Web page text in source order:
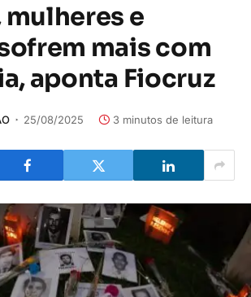
e
mais com
aponta Fiocruz
25/08/2025 3 minutos de leitura